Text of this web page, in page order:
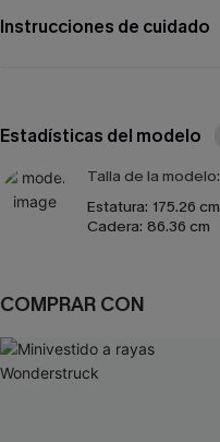
Instrucciones de cuidado
Estadísticas del modelo
Talla de la modelo:
Estatura: 175.26 cm
Cadera: 86.36 cm
COMPRAR CON